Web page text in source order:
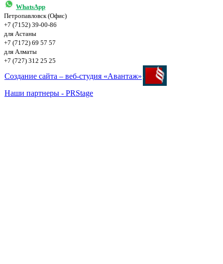
WhatsApp
Петропавловск (Офис)
+7 (7152) 39-00-86
для Астаны
+7 (7172) 69 57 57
для Алматы
+7 (727) 312 25 25
Создание сайта – веб-студия «Авантаж»
Наши партнеры - PRStage